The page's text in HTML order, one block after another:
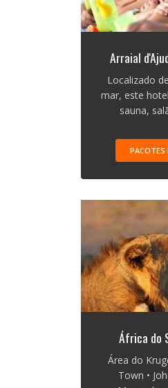
Arraial
Localizado
mar, este
sauna,
PACOTES
África do
Área do
Town •